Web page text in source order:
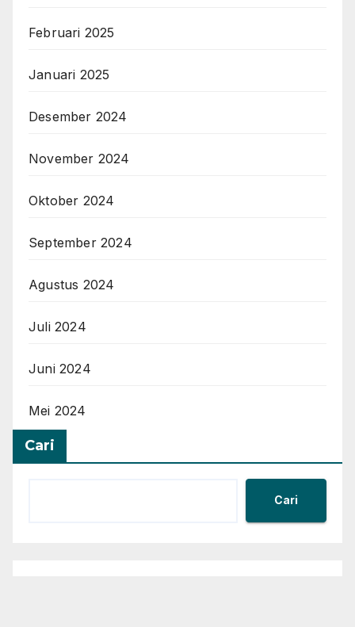
Februari 2025
Januari 2025
Desember 2024
November 2024
Oktober 2024
September 2024
Agustus 2024
Juli 2024
Juni 2024
Mei 2024
Cari
Cari